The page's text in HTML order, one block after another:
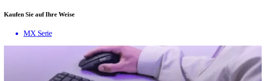
Kaufen Sie auf Ihre Weise
MX Serie